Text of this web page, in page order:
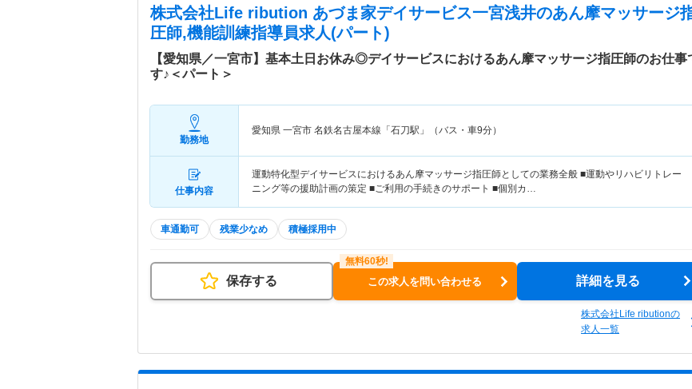
株式会社Life ribution あづま家デイサービス一宮浅井のあん摩マッサージ
圧師,機能訓練指導員求人(パート)
【愛知県／一宮市】基本土日お休み◎デイサービスにおけるあん摩マッサージ指圧師のお仕事
す♪＜パート＞
勤務地
愛知県 一宮市 名鉄名古屋本線「石刀駅」（バス・車9分）
仕事内容
運動特化型デイサービスにおけるあん摩マッサージ指圧師としての業務全般 ■運動やリハビリトレー
ニング等の援助計画の策定 ■ご利用の手続きのサポート ■個別カ…
車通勤可 残業少なめ 積極採用中
保存する この求人を問い合わせる 詳細を見る
株式会社Life ributionの
求人一覧